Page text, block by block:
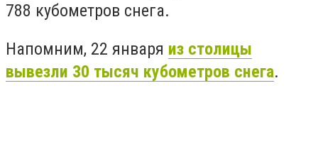
788 кубометров снега.
Напомним, 22 января из столицы
вывезли 30 тысяч кубометров снега.